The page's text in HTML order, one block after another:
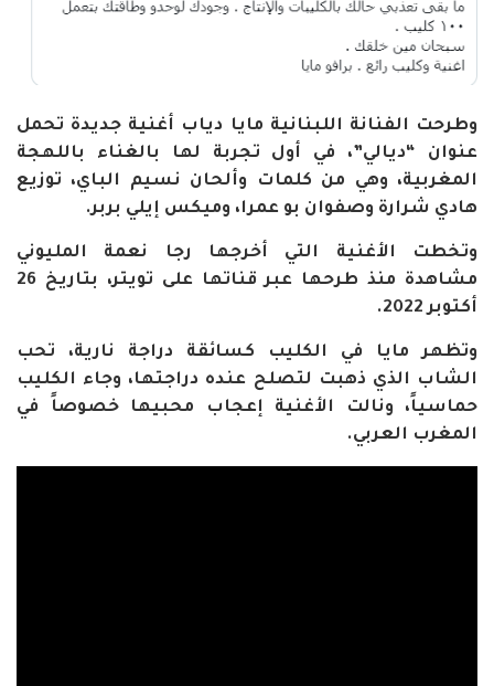
وطرحت الفنانة اللبنانية مايا دياب أغنية جديدة تحمل
عنوان “ديالي”، في أول تجربة لها بالغناء باللهجة
المغربية، وهي من كلمات وألحان نسيم الباي، توزيع
هادي شرارة وصفوان بو عمرا، وميكس إيلي بربر.
وتخطت الأغنية التي أخرجها رجا نعمة المليوني
مشاهدة منذ طرحها عبر قناتها على تويتر، بتاريخ 26
أكتوبر 2022.
وتظهر مايا في الكليب كسائقة دراجة نارية، تحب
الشاب الذي ذهبت لتصلح عنده دراجتها، وجاء الكليب
حماسياً، ونالت الأغنية إعجاب محبيها خصوصاً في
المغرب العربي.